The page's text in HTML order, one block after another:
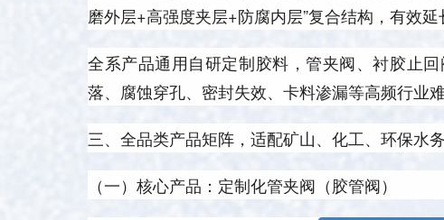
磨外层+高强度夹层+防腐内层”复合结构，有效
全系产品通用自研定制胶料，管夹阀、衬胶止
落、腐蚀穿孔、密封失效、卡料渗漏等高频行业难
三、全品类产品矩阵，适配矿山、化工、环保水
（一）核心产品：定制化管夹阀（胶管阀）